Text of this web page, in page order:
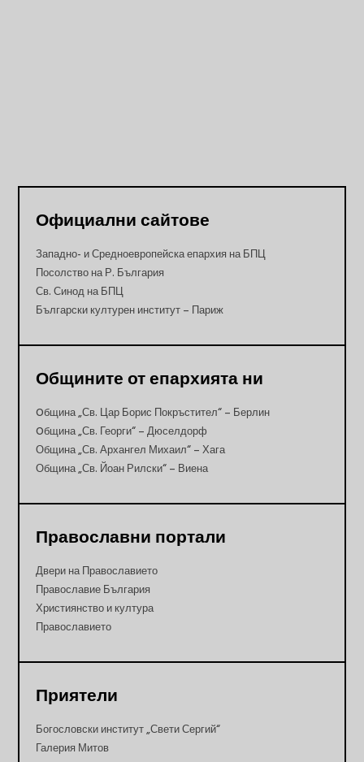
Официални сайтове
Западно- и Средноевропейска епархия на БПЦ
Посолство на Р. България
Св. Синод на БПЦ
Български културен институт – Париж
Общините от епархията ни
Oбщина „Св. Цар Борис Покръстител“ – Берлин
Oбщина „Св. Георги“ – Дюселдорф
Община „Св. Архангел Михаил“ – Хага
Община „Св. Йоан Рилски“ – Виена
Православни портали
Двери на Православието
Православие България
Християнство и култура
Православието
Приятели
Богословски институт „Свети Сергий“
Галерия Митов